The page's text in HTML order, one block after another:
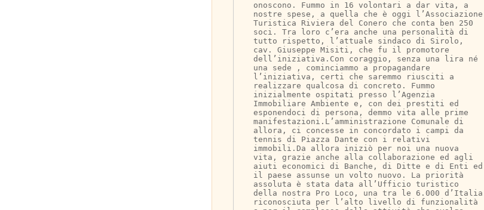
onoscono. Fummo in 16 volontari a dar vita, a
nostre spese, a quella che è oggi l’Associazione
Turistica Riviera del Conero che conta ben 250
soci. Tra loro c’era anche una personalità di
tutto rispetto, l’attuale sindaco di Sirolo,
cav. Giuseppe Misiti, che fu il promotore
dell’iniziativa.Con coraggio, senza una lira né
una sede , cominciammo a propagandare
l’iniziativa, certi che saremmo riusciti a
realizzare qualcosa di concreto. Fummo
inizialmente ospitati presso l’Agenzia
Immobiliare Ambiente e, con dei prestiti ed
esponendoci di persona, demmo vita alle prime
manifestazioni.L’amministrazione Comunale di
allora, ci concesse in concordato i campi da
tennis di Piazza Dante con i relativi
immobili.Da allora iniziò per noi una nuova
vita, grazie anche alla collaborazione ed agli
aiuti economici di Banche, di Ditte e di Enti ed
il paese assunse un volto nuovo. La priorità
assoluta è stata data all’Ufficio turistico
della nostra Pro Loco, una tra le 6.000 d’Italia
riconosciuta per l’alto livello di funzionalità